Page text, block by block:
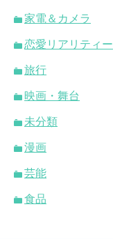
家電＆カメラ
恋愛リアリティー
旅行
映画・舞台
未分類
漫画
芸能
食品